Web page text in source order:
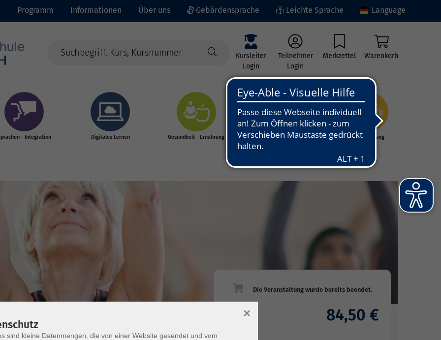
Programm Informationen Über uns Gebärdensprache Leichte Sprache Language
Kursleiter
Login
Teilnehmer
Login
Merkzettel Warenkorb
- Integration Digitales Lernen Gesundheit - Ernährung
Kunst - Kultur -
Grundbildung
Gebühr 84,50 €
sind kleine Datenmengen, die von einer Website gesendet und vom
×